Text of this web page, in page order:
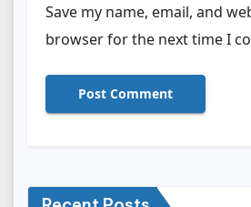
Save my name, email, and
browser for the next time I